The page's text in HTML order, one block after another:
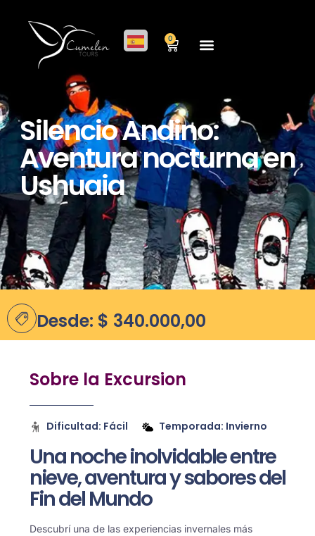
0
Silencio Andino:
Aventura nocturna en
Ushuaia
Desde: $ 340.000,00
Sobre la Excursion
Dificultad: Fácil Temporada: Invierno
Una noche inolvidable entre
nieve, aventura y sabores del
Fin del Mundo
Descubrí una de las experiencias invernales más